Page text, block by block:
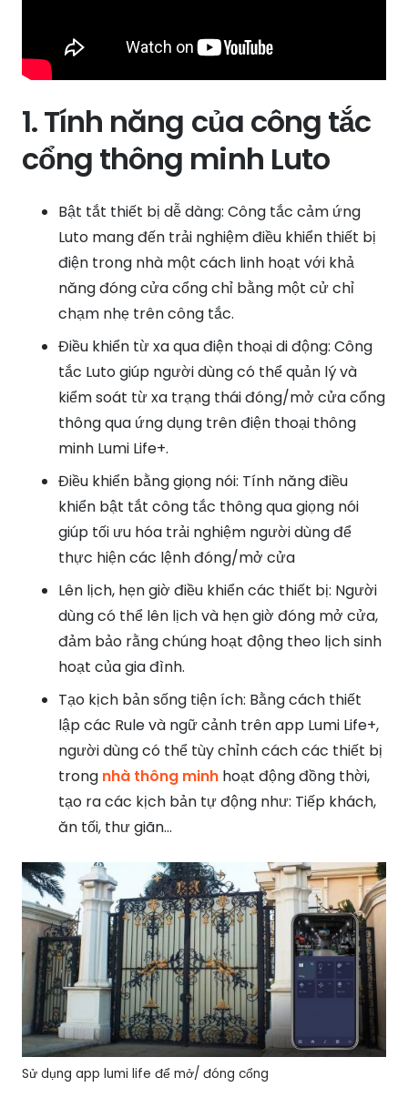
1. Tính năng của công tắc
cổng thông minh Luto
Bật tắt thiết bị dễ dàng: Công tắc cảm ứng
Luto mang đến trải nghiệm điều khiển thiết bị
điện trong nhà một cách linh hoạt với khả
năng đóng cửa cổng chỉ bằng một cử chỉ
chạm nhẹ trên công tắc.
Điều khiển từ xa qua điện thoại di động: Công
tắc Luto giúp người dùng có thể quản lý và
kiểm soát từ xa trạng thái đóng/mở cửa cổng
thông qua ứng dụng trên điện thoại thông
minh Lumi Life+.
Điều khiển bằng giọng nói: Tính năng điều
khiển bật tắt công tắc thông qua giọng nói
giúp tối ưu hóa trải nghiệm người dùng để
thực hiện các lệnh đóng/mở cửa
Lên lịch, hẹn giờ điều khiển các thiết bị: Người
dùng có thể lên lịch và hẹn giờ đóng mở cửa,
đảm bảo rằng chúng hoạt động theo lịch sinh
hoạt của gia đình.
Tạo kịch bản sống tiện ích: Bằng cách thiết
lập các Rule và ngữ cảnh trên app Lumi Life+,
người dùng có thể tùy chỉnh cách các thiết bị
trong nhà thông minh hoạt động đồng thời,
tạo ra các kịch bản tự động như: Tiếp khách,
ăn tối, thư giãn…
Sử dụng app lumi life để mở/ đóng cổng